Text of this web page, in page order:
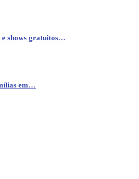
e shows gratuitos…
em…